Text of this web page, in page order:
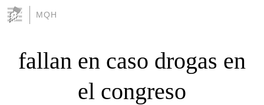
MQH
fallan en caso drogas en
el congreso